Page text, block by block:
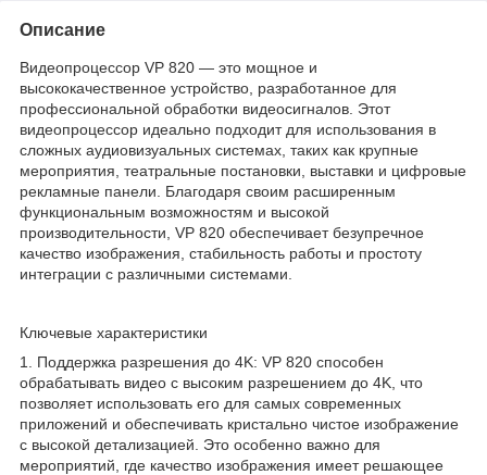
Описание
Видеопроцессор VP 820 — это мощное и
высококачественное устройство, разработанное для
профессиональной обработки видеосигналов. Этот
видеопроцессор идеально подходит для использования в
сложных аудиовизуальных системах, таких как крупные
мероприятия, театральные постановки, выставки и цифровые
рекламные панели. Благодаря своим расширенным
функциональным возможностям и высокой
производительности, VP 820 обеспечивает безупречное
качество изображения, стабильность работы и простоту
интеграции с различными системами.
Ключевые характеристики
1. Поддержка разрешения до 4K: VP 820 способен
обрабатывать видео с высоким разрешением до 4K, что
позволяет использовать его для самых современных
приложений и обеспечивать кристально чистое изображение
с высокой детализацией. Это особенно важно для
мероприятий, где качество изображения имеет решающее